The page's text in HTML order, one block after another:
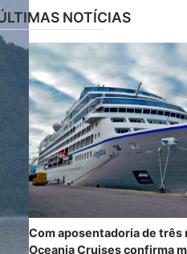
NOTÍCIAS
Com aposentadoria de três
Oceania Cruises confirma